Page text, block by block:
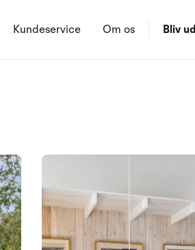
Kundeservice Om os Bliv